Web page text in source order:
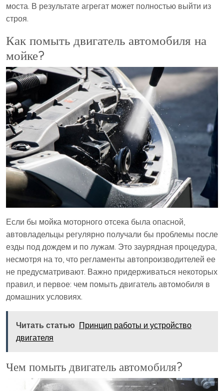
моста. В результате агрегат может полностью выйти из
строя.
Как помыть двигатель автомобиля на
мойке?
Если бы мойка моторного отсека была опасной,
автовладельцы регулярно получали бы проблемы после
езды под дождем и по лужам. Это заурядная процедура,
несмотря на то, что регламенты автопроизводителей ее
не предусматривают. Важно придерживаться некоторых
правил, и первое: чем помыть двигатель автомобиля в
домашних условиях.
Читать статью Принцип работы и устройство
двигателя
Чем помыть двигатель автомобиля?